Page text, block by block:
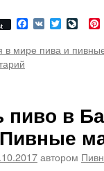
Facebook
VK Twitter
в мире пива и
пиво в
автором